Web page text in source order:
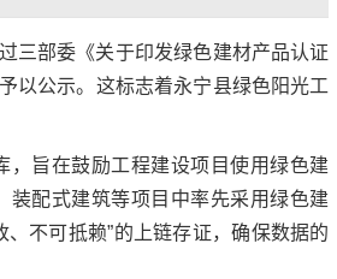
三部委《关于印发绿色建材产品认证
以公示。这标志着永宁县绿色阳光工
，旨在鼓励工程建设项目使用绿色建
装配式建筑等项目中率先采用绿色建
不可抵赖”的上链存证，确保数据的